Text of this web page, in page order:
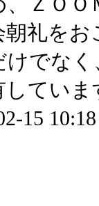
礼を
けでな
していま
15